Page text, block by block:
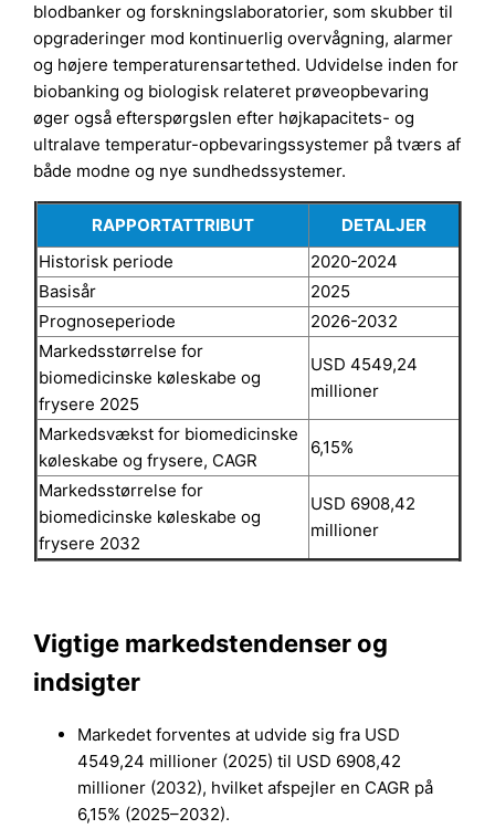
blodbanker og forskningslaboratorier, som skubber til
opgraderinger mod kontinuerlig overvågning, alarmer
og højere temperaturensartethed. Udvidelse inden for
biobanking og biologisk relateret prøveopbevaring
øger også efterspørgslen efter højkapacitets- og
ultralave temperatur-opbevaringssystemer på tværs af
både modne og nye sundhedssystemer.
RAPPORTATTRIBUT
DETALJER
Historisk periode
2020-2024
Basisår
2025
Prognoseperiode
2026-2032
Markedsstørrelse for
biomedicinske køleskabe og
frysere 2025
USD 4549,24
millioner
Markedsvækst for biomedicinske
køleskabe og frysere, CAGR
6,15%
Markedsstørrelse for
biomedicinske køleskabe og
frysere 2032
USD 6908,42
millioner
Vigtige markedstendenser og
indsigter
Markedet forventes at udvide sig fra USD
4549,24 millioner (2025) til USD 6908,42
millioner (2032), hvilket afspejler en CAGR på
6,15% (2025–2032).